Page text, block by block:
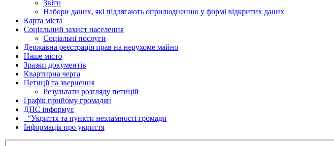
Звіти
Набори даних, які підлягають оприлюдненню у формі відкритих даних
Карта міста
Соціальний захист населення
Соціальні послуги
Державна реєстрація прав на нерухоме майно
Наше місто
Зразки документів
Квартирна черга
Петиції та звернення
Результати розгляду петицій
Графік прийому громадян
ДПС інформує
“Укриття та пункти незламності громади
Інформація про укриття